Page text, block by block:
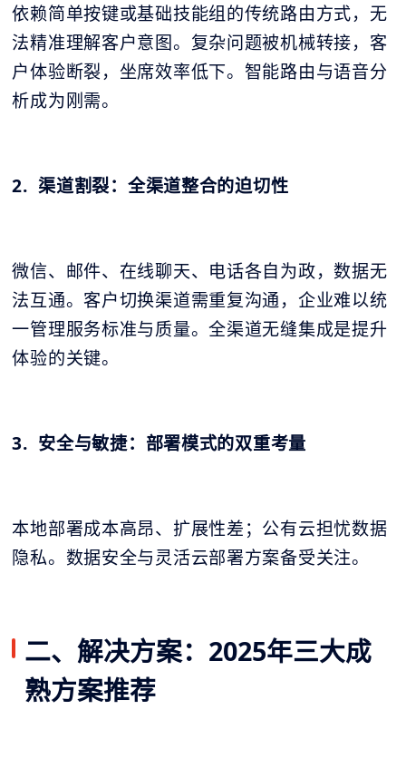
依赖简单按键或基础技能组的传统路由方式，无
法精准理解客户意图。复杂问题被机械转接，客
户体验断裂，坐席效率低下。智能路由与语音分
析成为刚需。
2. 渠道割裂：全渠道整合的迫切性
微信、邮件、在线聊天、电话各自为政，数据无
法互通。客户切换渠道需重复沟通，企业难以统
一管理服务标准与质量。全渠道无缝集成是提升
体验的关键。
3. 安全与敏捷：部署模式的双重考量
本地部署成本高昂、扩展性差；公有云担忧数据
隐私。数据安全与灵活云部署方案备受关注。
二、解决方案：2025年三大成
熟方案推荐